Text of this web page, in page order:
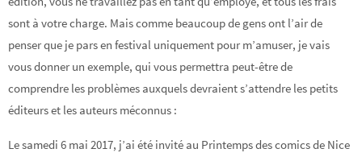
sont à votre charge. Mais comme beaucoup de gens ont l’air de
penser que je pars en festival uniquement pour m’amuser, je vais
vous donner un exemple, qui vous permettra peut-être de
comprendre les problèmes auxquels devraient s’attendre les petits
éditeurs et les auteurs méconnus :
Le samedi 6 mai 2017, j’ai été invité au Printemps des comics de Nice